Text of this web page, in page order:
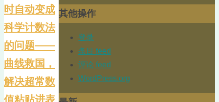
时自动变成
科学计数法
的问题——
曲线救国，
解决超常数
值粘贴进表
其他操作
登录
条目 feed
评论 feed
WordPress.org